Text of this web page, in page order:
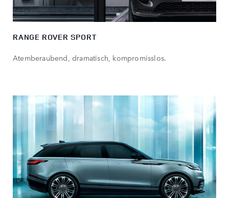
RANGE ROVER SPORT
Atemberaubend, dramatisch, kompromisslos.